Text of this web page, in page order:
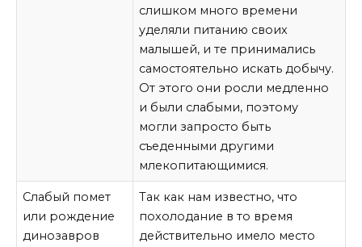
слишком много времени
уделяли питанию своих
малышей, и те принимались
самостоятельно искать добычу.
От этого они росли медленно
и были слабыми, поэтому
могли запросто быть
съеденными другими
млекопитающимися.
Слабый помет
или рождение
динозавров
Так как нам известно, что
похолодание в то время
действительно имело место